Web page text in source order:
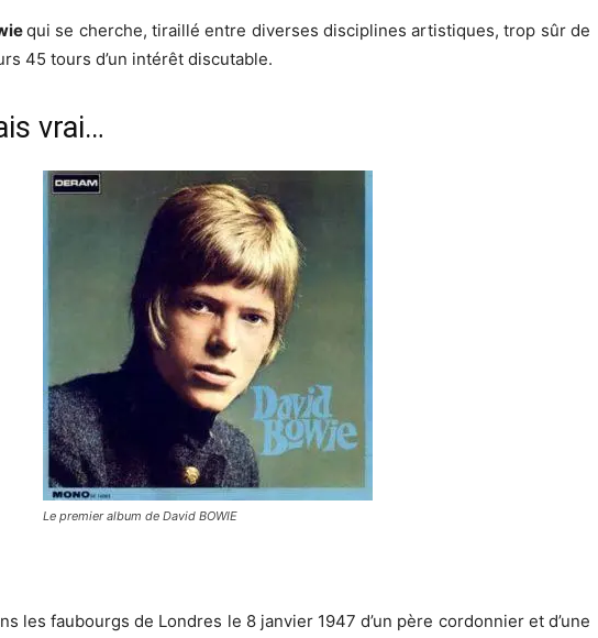
qui se cherche, tiraillé entre diverses disciplines artistiques, trop sûr de
45 tours d’un intérêt discutable.
vrai…
Le premier album de David BOWIE
les faubourgs de Londres le 8 janvier 1947 d’un père cordonnier et d’une